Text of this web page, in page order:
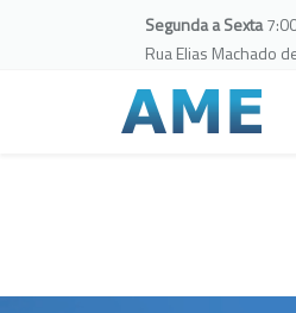
Segunda a Sexta
Rua Elias Machado